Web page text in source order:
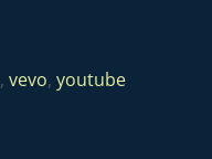
, vevo, youtube